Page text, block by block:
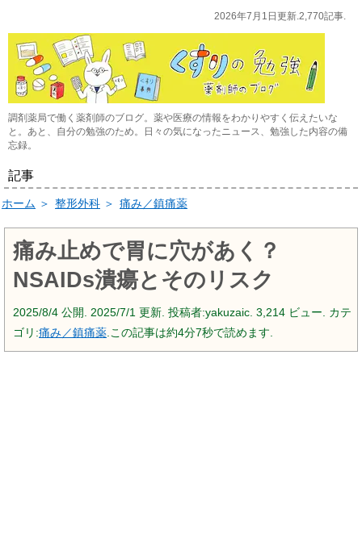
2026年7月1日更新.2,770記事.
調剤薬局で働く薬剤師のブログ。薬や医療の情報をわかりやすく伝えたいな
と。あと、自分の勉強のため。日々の気になったニュース、勉強した内容の備
忘録。
記事
ホーム ＞ 整形外科 ＞ 痛み／鎮痛薬
痛み止めで胃に穴があく？
NSAIDs潰瘍とそのリスク
2025/8/4 公開. 2025/7/1 更新. 投稿者:yakuzaic. 3,214 ビュー. カテ
ゴリ:痛み／鎮痛薬 .この記事は約4分7秒で読めます.